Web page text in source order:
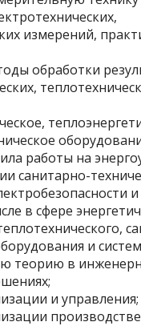
измерений,
обработки
работы на
санитарно-
в сфере
и
теорию в
и управления;